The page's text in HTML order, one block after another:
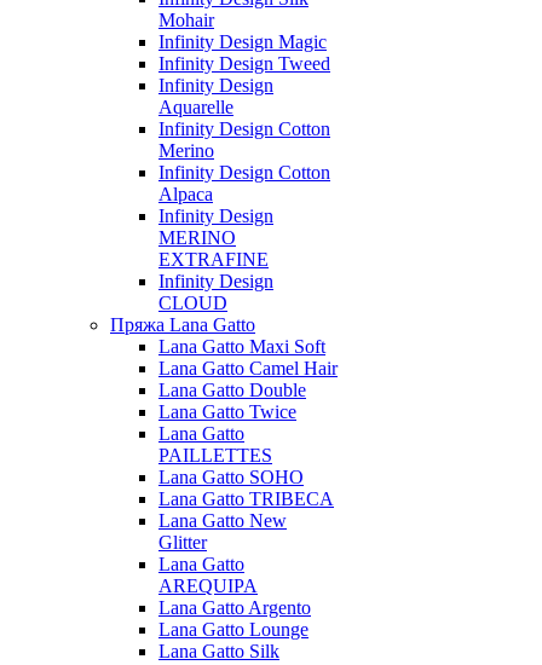
Mohair
Infinity Design Magic
Infinity Design Tweed
Infinity Design
Aquarelle
Infinity Design Cotton
Merino
Infinity Design Cotton
Alpaca
Infinity Design
MERINO
EXTRAFINE
Infinity Design
CLOUD
Пряжа Lana Gatto
Lana Gatto Maxi Soft
Lana Gatto Camel Hair
Lana Gatto Double
Lana Gatto Twice
Lana Gatto
PAILLETTES
Lana Gatto SOHO
Lana Gatto TRIBECA
Lana Gatto New
Glitter
Lana Gatto
AREQUIPA
Lana Gatto Argento
Lana Gatto Lounge
Lana Gatto Silk